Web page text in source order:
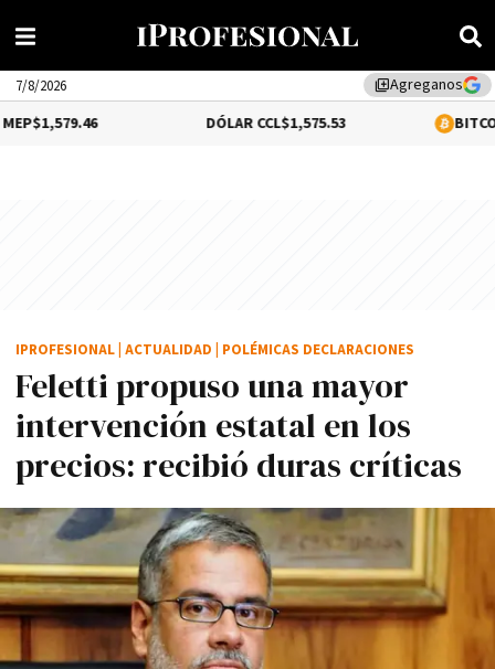
library_addAgreganos
7/8/2026
DÓLAR CCL$1,575.53 BITCOIN0.92%
Feletti propuso una mayor
intervención estatal en los
precios: recibió duras críticas
IPROFESIONAL ACTUALIDAD POLÉMICAS DECLARACIONES